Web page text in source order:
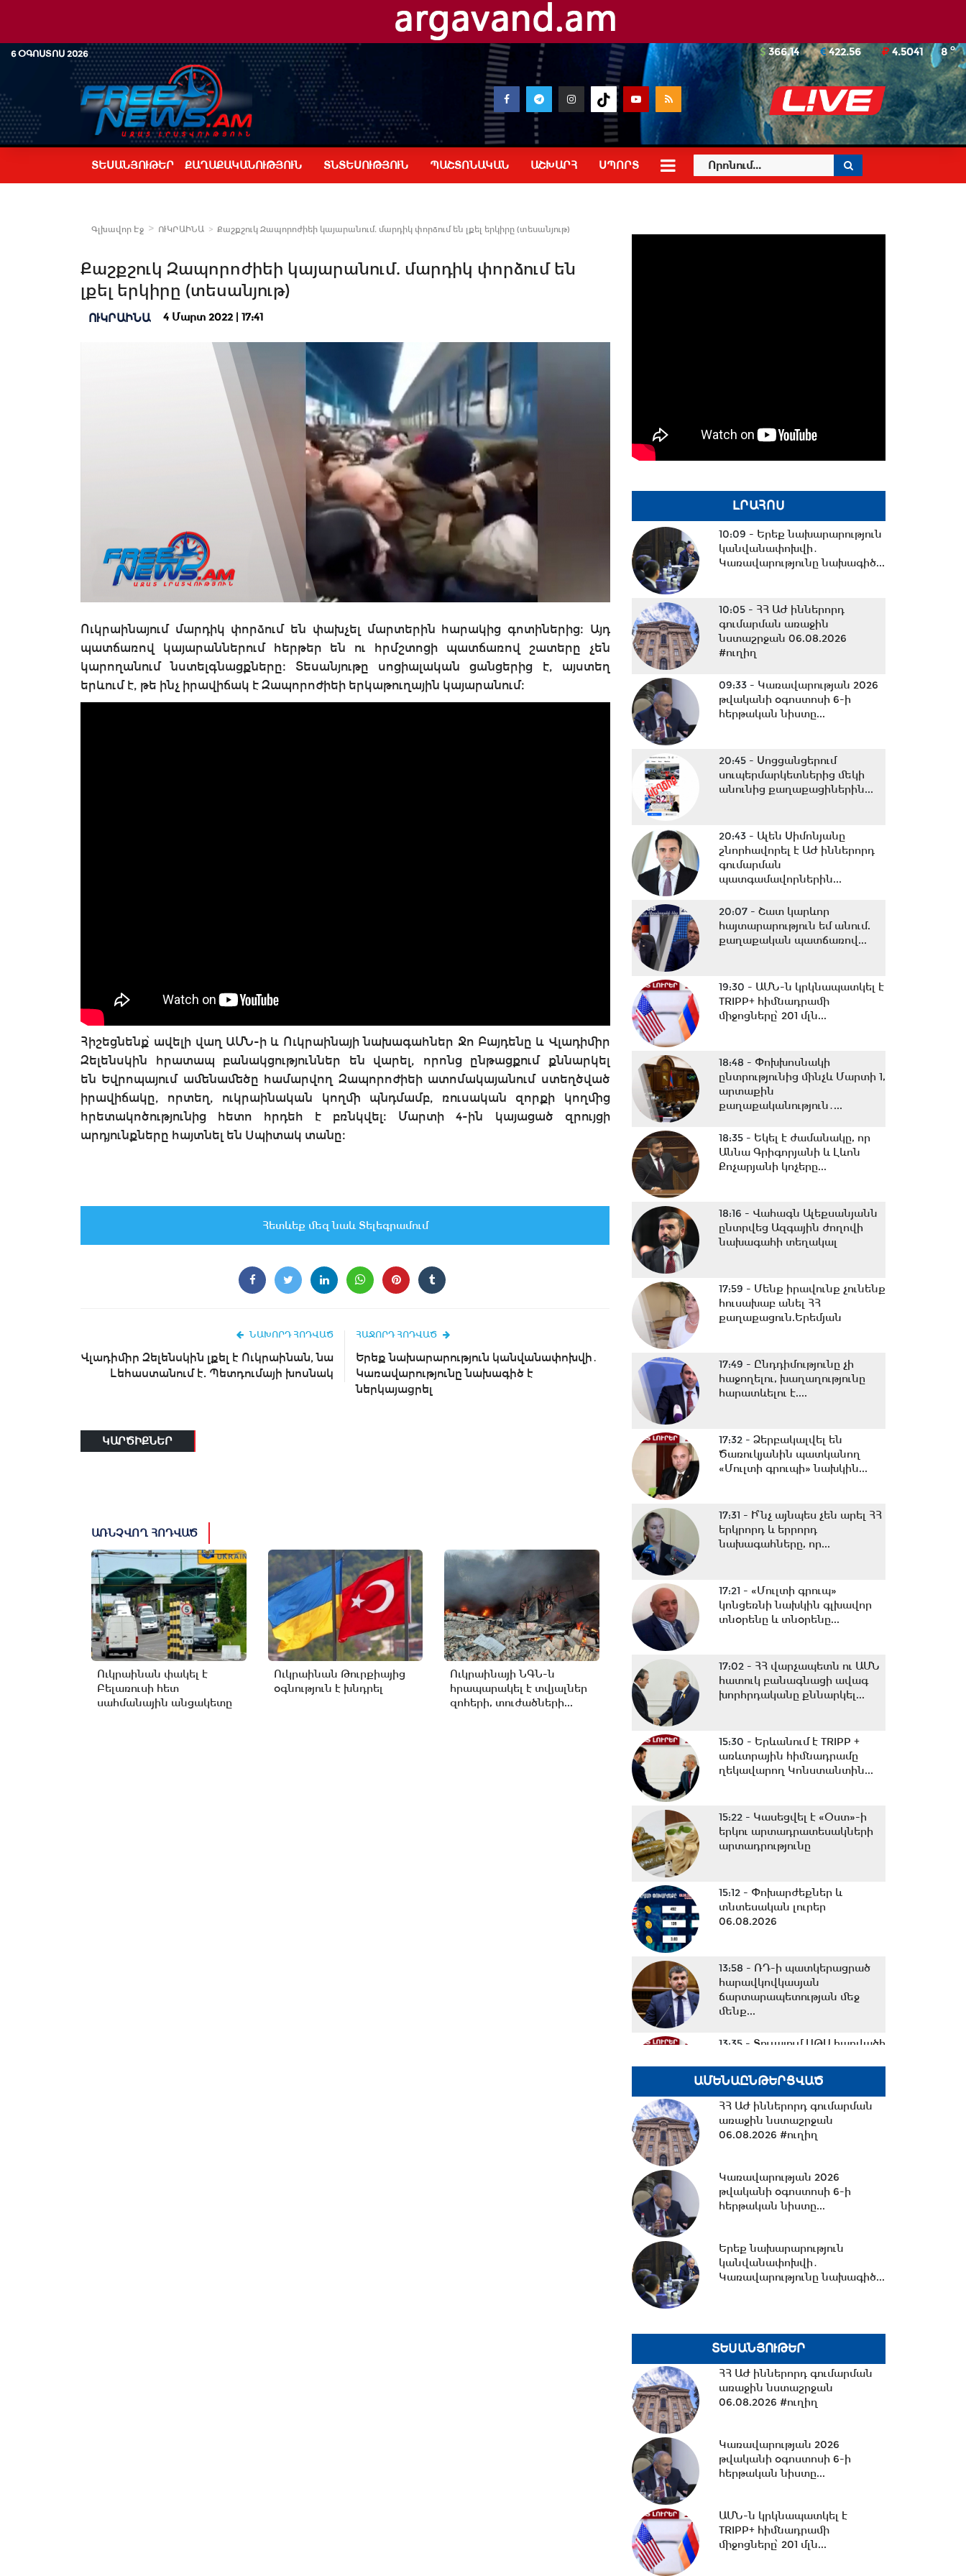
6 ՕԳՈՍՏՈՍ 2026 8o
366.14 422.56 4.5041
ՏԵՍԱՆՅՈՒԹԵՐ ՔԱՂԱՔԱԿԱՆՈՒԹՅՈՒՆ ՏՆՏԵՍՈՒԹՅՈՒՆ ՊԱՇՏՈՆԱԿԱՆ ԱՇԽԱՐՀ ՍՊՈՐՏ
Գլխավոր Էջ ՈՒԿՐԱԻՆԱ Քաշքշուկ Զապորոժիեի կայարանում. մարդիկ փորձում են լքել երկիրը (տեսանյութ)
Քաշքշուկ Զապորոժիեի կայարանում. մարդիկ փորձում են
լքել երկիրը (տեսանյութ)
ՈՒԿՐԱԻՆԱ 4 Մարտ 2022 | 17:41
Ուկրաինայում մարդիկ փորձում են փախչել մարտերին հարակից գոտիներից։ Այդ
պատճառով կայարաններում հերթեր են ու հրմշտոցի պատճառով շատերը չեն
կարողանում նստելգնացքները։ Տեսանյութը սոցիալական ցանցերից է, այստեղ
երևում է, թե ինչ իրավիճակ է Զապորոժիեի երկաթուղային կայարանում։
Հիշեցնենք՝ ավելի վաղ ԱՄՆ-ի և Ուկրաինայի նախագահներ Ջո Բայդենը և Վլադիմիր
Զելենսկին հրատապ բանակցություններ են վարել, որոնց ընթացքում քննարկել
են Եվրոպայում ամենամեծը համարվող Զապորոժիեի ատոմակայանում ստեղծված
իրավիճակը, որտեղ, ուկրաինական կողմի պնդմամբ, ռուսական զորքի կողմից
հրետակոծությունից հետո հրդեհ է բռնկվել։ Մարտի 4-ին կայացած զրույցի
արդյունքները հայտնել են Սպիտակ տանը։
Հետևեք մեզ նաև Տելեգրամում
ՆԱԽՈՐԴ ՀՈԴՎԱԾ
Վլադիմիր Զելենսկին լքել է Ուկրաինան, նա
Լեհաստանում է. Պետդումայի խոսնակ
ՀԱՋՈՐԴ ՀՈԴՎԱԾ
Երեք նախարարություն կանվանափոխվի․
Կառավարությունը նախագիծ է
ներկայացրել
ԿԱՐԾԻՔՆԵՐ
ԱՌՆՉՎՈՂ ՀՈԴՎԱԾ
Ուկրաինան փակել է
Բելառուսի հետ
սահմանային անցակետը
Ուկրաինան Թուրքիայից
օգնություն է խնդրել
Ուկրաինայի ՆԳՆ-ն
հրապարակել է տվյալներ
զոհերի, տուժածների...
ԼՐԱՀՈՍ
10:09 - Երեք նախարարություն
կանվանափոխվի․
Կառավարությունը նախագիծ...
10:05 - ՀՀ ԱԺ իններորդ
գումարման առաջին
նստաշրջան 06.08.2026
#ուղիղ
09:33 - Կառավարության 2026
թվականի օգոստոսի 6-ի
հերթական նիստը...
20:45 - Սոցցանցերում
սուպերմարկետներից մեկի
անունից քաղաքացիներին...
20:43 - Ալեն Սիմոնյանը
շնորհավորել է ԱԺ իններորդ
գումարման
պատգամավորներին...
20:07 - Շատ կարևոր
հայտարարություն եմ անում.
քաղաքական պատճառով...
19:30 - ԱՄՆ-ն կրկնապատկել է
TRIPP+ հիմնադրամի
միջոցները՝ 201 մլն...
18:48 - Փոխխոսնակի
ընտրությունից մինչև Մարտի 1,
արտաքին
քաղաքականություն․...
18:35 - Եկել է ժամանակը, որ
Աննա Գրիգորյանի և Լևոն
Քոչարյանի կոչերը...
18:16 - Վահագն Ալեքսանյանն
ընտրվեց Ազգային ժողովի
նախագահի տեղակալ
17:59 - Մենք իրավունք չունենք
հուսախաբ անել ՀՀ
քաղաքացուն.Երեմյան
17:49 - Ընդդիմությունը չի
հաջողելու, խաղաղությունը
հարատևելու է....
17:32 - Ձերբակալվել են
Ծառուկյանին պատկանող
«Մուլտի գրուպի» նախկին...
17:31 - Ի՞նչ այնպես չեն արել ՀՀ
երկրորդ և երրորդ
նախագահները, որ...
17:21 - «Մուլտի գրուպ»
կոնցեռնի նախկին գլխավոր
տնօրենը և տնօրենը...
17:02 - ՀՀ վարչապետն ու ԱՄՆ
հատուկ բանագնացի ավագ
խորհրդականը քննարկել...
15:30 - Երևանում է TRIPP +
առևտրային հիմնադրամը
ղեկավարող Կոնստանտին...
15:22 - Կասեցվել է «Օստ»-ի
երկու արտադրատեսակների
արտադրությունը
15:12 - Փոխարժեքներ և
տնտեսական լուրեր
06.08.2026
13:58 - ՌԴ-ի պատկերացրած
հարավկովկասյան
ճարտարապետության մեջ
մենք...
13:35 - Տուլայում ԱԹՍ հարվածի
հերթական...
12:40 -Ո՞ւր են 300.000
ադրբեջանցիները. Ժողովրդին
12:29 -Միրզոյանն ընդունել է
ԱՄՆ հատուկ բանագնացի
12:03 -Սիրիան զորքեր է
տեղափոխել Իրաքի հետ
11:57 - Սոցիալական ցանցերում
վարձակալության անվան...
այցով եղել է Սյունիքի
դիրքերից մեկում
ԱՄԵՆԱԸՆԹԵՐՑՎԱԾ
ՀՀ ԱԺ իններորդ գումարման
առաջին նստաշրջան
06.08.2026 #ուղիղ
Կառավարության 2026
թվականի օգոստոսի 6-ի
հերթական նիստը...
Երեք նախարարություն
կանվանափոխվի․
Կառավարությունը նախագիծ...
ՏԵՍԱՆՅՈՒԹԵՐ
ՀՀ ԱԺ իններորդ գումարման
առաջին նստաշրջան
06.08.2026 #ուղիղ
Կառավարության 2026
թվականի օգոստոսի 6-ի
հերթական նիստը...
ԱՄՆ-ն կրկնապատկել է
TRIPP+ հիմնադրամի
միջոցները՝ 201 մլն...